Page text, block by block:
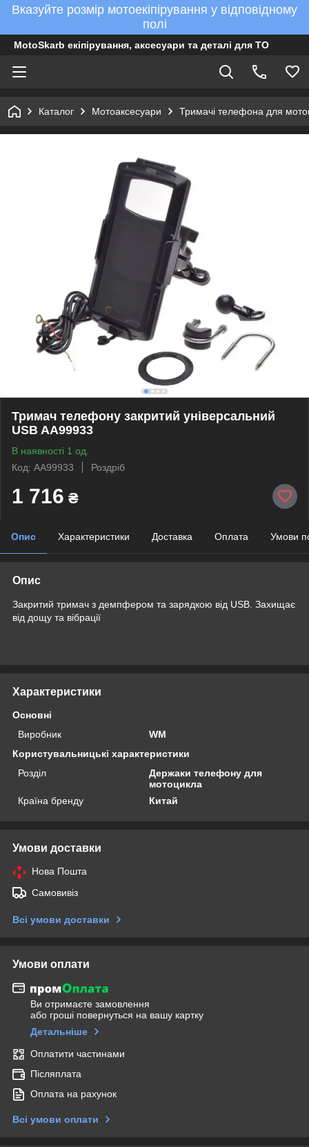
Вказуйте розмір мотоекіпірування у відповідному
полі
MotoSkarb екіпірування, аксесуари та деталі для ТО
Каталог Мотоаксесуари Тримачі телефона для
Тримач телефону закритий універсальний
USB AA99933
В наявності 1 од.
Код: AA99933
Роздріб
1 716 ₴
Опис Характеристики Доставка Оплата Умови
Опис
Закритий тримач з демпфером та зарядкою від USB. Захищає
від дощу та вібрації
Характеристики
Основні
Виробник
WM
Користувальницькі характеристики
Розділ
Держаки телефону для
мотоцикла
Країна бренду
Китай
Умови доставки
Нова Пошта
Самовивіз
Всі умови доставки
Умови оплати
Ви отримаєте замовлення
або гроші повернуться на вашу картку
Детальніше
Оплатити частинами
Післяплата
Оплата на рахунок
Всі умови оплати